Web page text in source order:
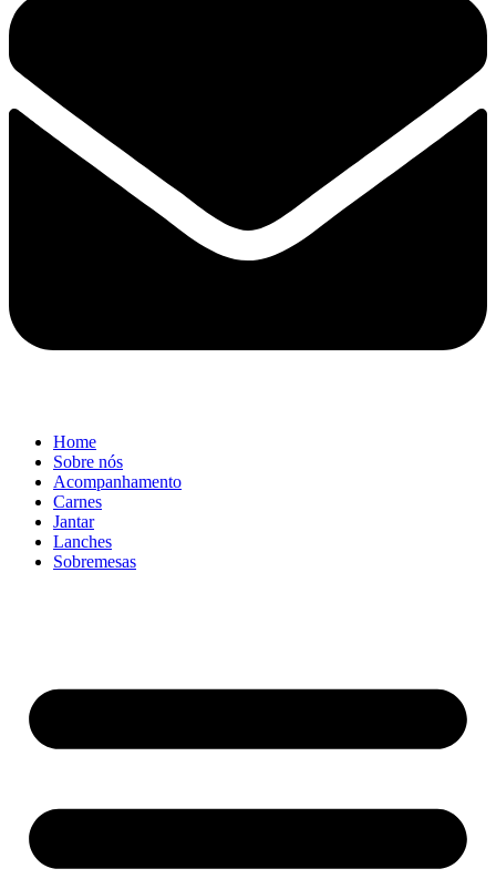
Home
Sobre nós
Acompanhamento
Carnes
Jantar
Lanches
Sobremesas